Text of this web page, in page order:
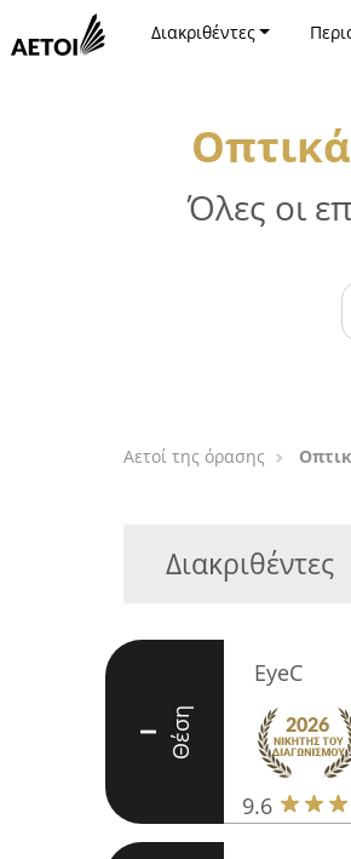
Διακριθέντες
Όλες οι
Αετοί της όρασης
Διακριθέντες
I Θέση
EyeC
9.6